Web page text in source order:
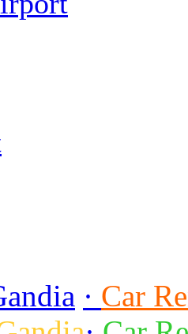
· Car